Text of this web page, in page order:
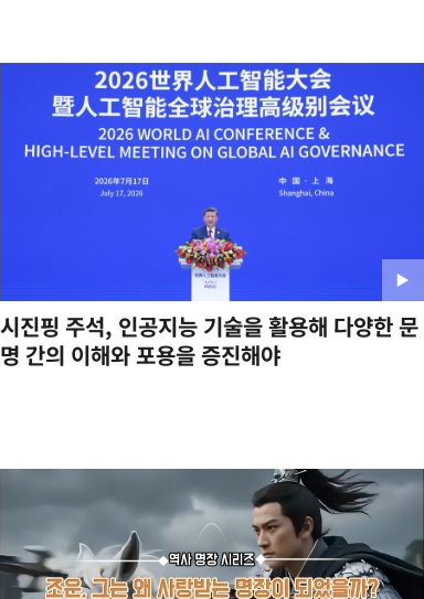
시진핑 주석, 인공지능 기술을 활용해 다양한 문
명 간의 이해와 포용을 증진해야